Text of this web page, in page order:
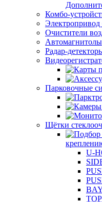
Комбо-
Электропривод
Очистители
Автомагнитолы
Радар-
Парковочные
Щётки
U-